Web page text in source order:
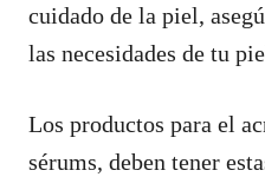
cuidado de la piel,
las necesidades de tu
Los productos para el
sérums, deben tener